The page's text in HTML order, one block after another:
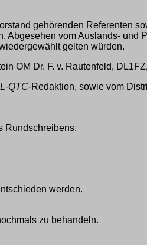
gehörenden Referenten
Abgesehen vom Auslands- und
gelten würden.
OM Dr. F. v. Rautenfeld,
QTC-Redaktion, sowie vom
Rundschreibens.
werden.
zu behandeln.